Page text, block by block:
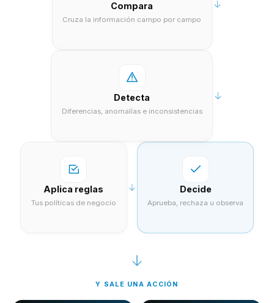
Compara
Cruza la información campo por campo
Detecta
Diferencias, anomalías e inconsistencias
Aplica reglas
Tus políticas de negocio
Decide
Aprueba, rechaza u observa
Y SALE UNA ACCIÓN